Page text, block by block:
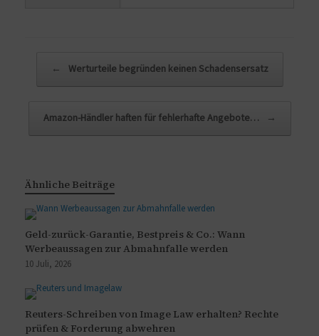
← Werturteile begründen keinen Schadensersatz
Amazon-Händler haften für fehlerhafte Angebote… →
Ähnliche Beiträge
Geld-zurück-Garantie, Bestpreis & Co.: Wann
Werbeaussagen zur Abmahnfalle werden
10 Juli, 2026
Reuters-Schreiben von Image Law erhalten? Rechte
prüfen & Forderung abwehren